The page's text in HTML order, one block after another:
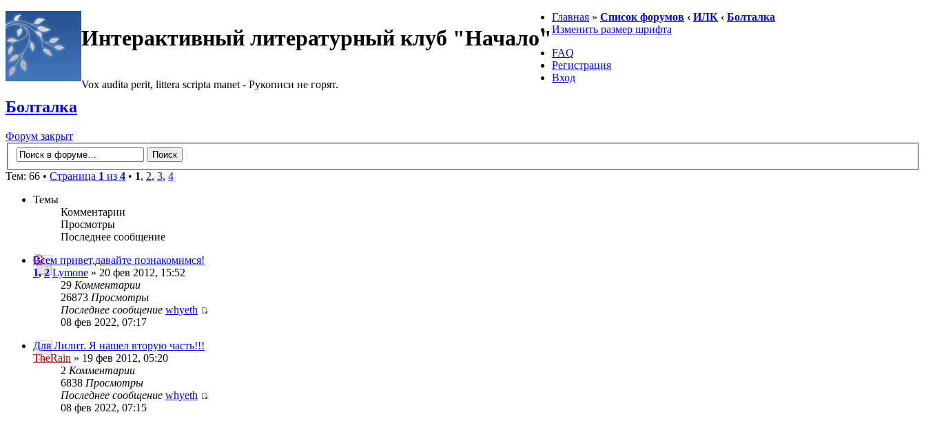
Интерактивный литературный клуб "Начало"
Vox audita perit, littera scripta manet - Рукописи не горят.
Главная » Список форумов ‹ ИЛК ‹ Болталка
Изменить размер шрифта
FAQ
Регистрация
Вход
Болталка
Форум закрыт
Тем: 66 • Страница 1 из 4 • 1, 2, 3, 4
Темы
Комментарии
Просмотры
Последнее сообщение
Всем привет,давайте познакомимся!
1,2 Lymone » 20 фев 2012, 15:52
29 Комментарии
26873 Просмотры
Последнее сообщение whyeth
08 фев 2022, 07:17
Для Лилит. Я нашел вторую часть!!!
TheRain » 19 фев 2012, 05:20
2 Комментарии
6838 Просмотры
Последнее сообщение whyeth
08 фев 2022, 07:15